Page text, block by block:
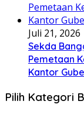
Juli 21, 2026
Sekda
Pemetaan
Kantor
Pilih Kategori